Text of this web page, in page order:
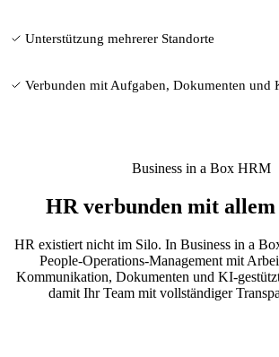
Unterstützung mehrerer Standorte
Verbunden mit Aufgaben, Dokumenten und
Business in a Box HRM
HR verbunden mit allem
HR existiert nicht im Silo. In Business in a
People-Operations-Management mit
Kommunikation, Dokumenten und KI-
damit Ihr Team mit vollständiger